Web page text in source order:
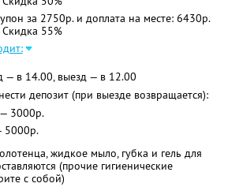
за 2750р. и доплата на месте: 6430р.
55%
— в 14.00, выезд — в 12.00
депозит (при выезде возвращается):
3000р.
5000р.
жидкое мыло, губка и гель для
(прочие гигиенические
с собой)